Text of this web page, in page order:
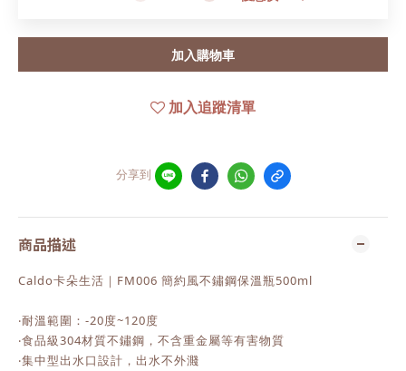
加入購物車
加入追蹤清單
分享到
商品描述
Caldo卡朵生活｜FM006 簡約風不鏽鋼保溫瓶500ml
‧耐溫範圍：-20度~120度
‧食品級304材質不鏽鋼，不含重金屬等有害物質
‧集中型出水口設計，出水不外濺